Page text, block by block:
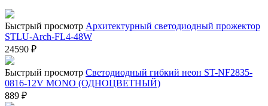
Быстрый просмотр Архитектурный светодиодный прожектор
STLU-Arch-FL4-48W
24590 ₽
Быстрый просмотр Светодиодный гибкий неон ST-NF2835-
0816-12V MONO (ОДНОЦВЕТНЫЙ)
889 ₽